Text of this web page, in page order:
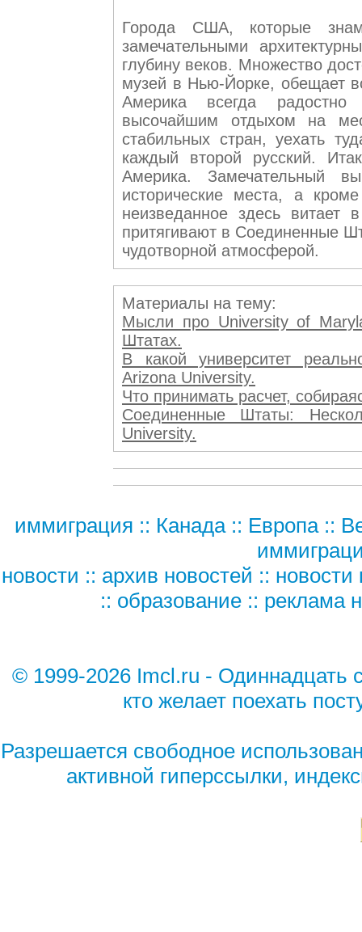
Города США, которые
замечательными
глубину веков. Множество
музей в Нью-Йорке, обещает
Америка всегда радостно
высочайшим отдыхом на
стабильных стран, уехать
каждый второй русский.
Америка. Замечательный
исторические места, а
неизведанное здесь
притягивают в Соединенные
чудотворной атмосферой.
Материалы на тему:
Мысли про University of
Штатах.
В какой университет
Arizona University.
Что принимать расчет,
Соединенные Штаты:
University.
иммиграция :: Канада:: Европа::
новости :: архив новостей :: новости
:: образование :: реклама
© 1999-2026 Imcl.ru - Одиннадцать
кто желает поехать
Разрешается свободное
активной гиперссылки,